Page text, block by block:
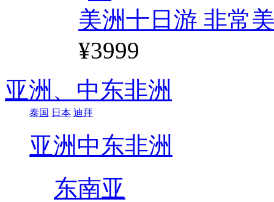
美洲十日游 非常
¥3999
亚洲、 中东非洲
泰国 日本 迪拜
亚洲 中东非洲
东南亚